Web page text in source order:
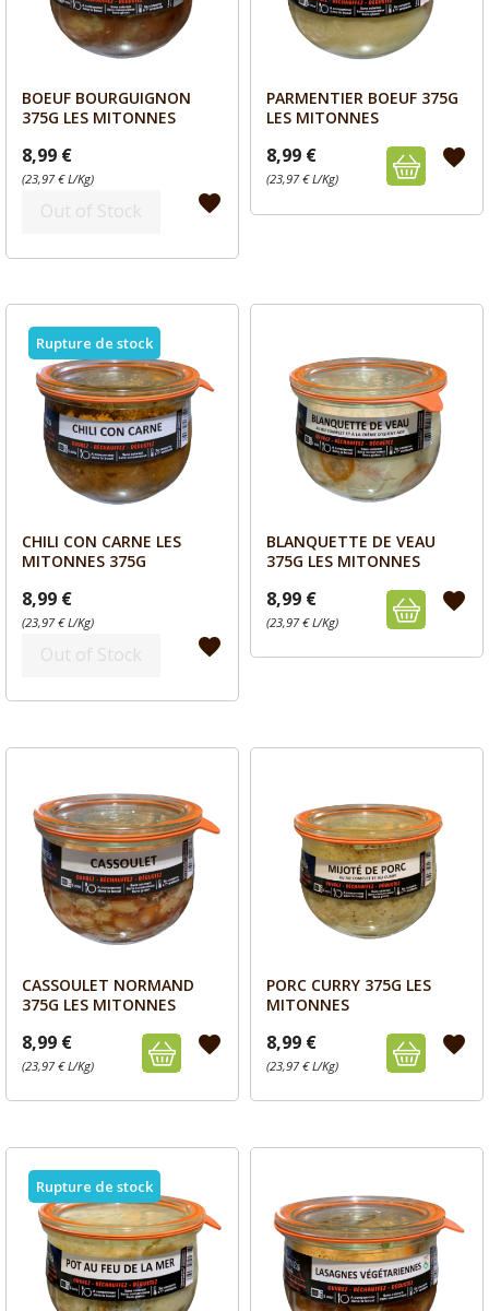
Aperçu
BOEUF BOURGUIGNON
375G LES MITONNES
8,99 €
(23,97 € L/Kg)
Out of Stock favorite
Aperçu
PARMENTIER BOEUF 375G
LES MITONNES
8,99 €
(23,97 € L/Kg)
favorite
Aperçu
CHILI CON CARNE LES
MITONNES 375G
8,99 €
(23,97 € L/Kg)
Out of Stock favorite
Rupture de stock
Aperçu
BLANQUETTE DE VEAU
375G LES MITONNES
8,99 €
(23,97 € L/Kg)
favorite
Aperçu
CASSOULET NORMAND
375G LES MITONNES
8,99 €
(23,97 € L/Kg)
favorite
Aperçu
PORC CURRY 375G LES
MITONNES
8,99 €
(23,97 € L/Kg)
favorite
Rupture de stock